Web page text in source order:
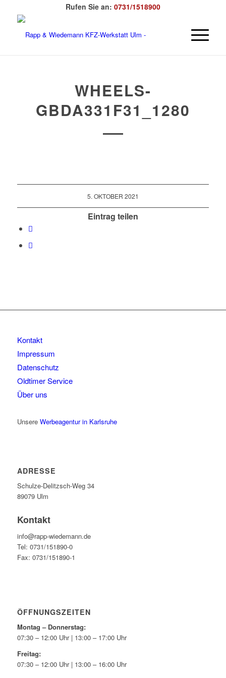
Rufen Sie an: 0731/1518900
WHEELS-
GBDA331F31_1280
5. OKTOBER 2021
Eintrag teilen
Kontakt
Impressum
Datenschutz
Oldtimer Service
Über uns
Unsere Werbeagentur in Karlsruhe
ADRESSE
Schulze-Delitzsch-Weg 34
89079 Ulm
Kontakt
info@rapp-wiedemann.de
Tel: 0731/151890-0
Fax: 0731/151890-1
ÖFFNUNGSZEITEN
Montag – Donnerstag:
07:30 – 12:00 Uhr | 13:00 – 17:00 Uhr
Freitag:
07:30 – 12:00 Uhr | 13:00 – 16:00 Uhr